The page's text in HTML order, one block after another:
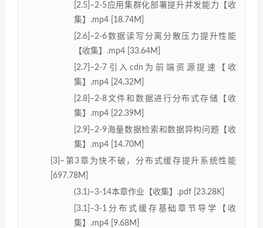
[2.5]–2-5应用集群化部署提升并发能力【收
集】.mp4 [18.74M]
[2.6]–2-6数据读写分离分散压力提升性能
【收集】.mp4 [33.64M]
[2.7]–2-7引入cdn为前端资源提速【收
集】.mp4 [24.32M]
[2.8]–2-8文件和数据进行分布式存储【收
集】.mp4 [22.39M]
[2.9]–2-9海量数据检索和数据异构问题【收
集】.mp4 [14.70M]
{3}–第3章为快不破，分布式缓存提升系统性能
[697.78M]
(3.1)–3-14本章作业【收集】.pdf [23.28K]
[3.1]–3-1分布式缓存基础章节导学【收
集】.mp4 [9.68M]